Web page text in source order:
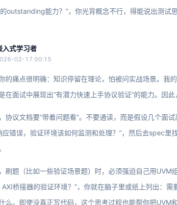
outstanding能力？”，你光背概念不行，得能说出测试
入式学习者
02-17 00:15
的痛点很明确：知识停留在理论，怕被问实战场景。我
在面试中展现出“有潜力快速上手协议验证”的能力。因此
协议文档要“带着问题看”。不要通读，而是假设几个面
应错误，验证环境该如何监测和处理？”，然后去spec
刷题（比如一些验证场景题）时，必须强迫自己用UVM
AXI桥接器的验证环境？”，你就在脑子里或纸上列出：
么。即使没真正写代码，这个思考过程也能帮你把UVM